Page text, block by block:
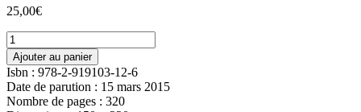
25,00€
quantité
de
Sole
medere
pede
Ajouter au panier
Isbn : 978-2-919103-12-6
Date de parution : 15 mars 2015
Nombre de pages : 320